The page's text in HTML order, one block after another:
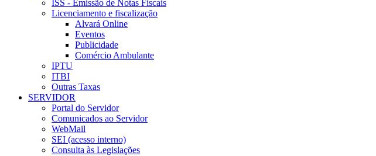
ISS - Emissão de Notas Fiscais
Licenciamento e fiscalização
Alvará Online
Eventos
Publicidade
Comércio Ambulante
IPTU
ITBI
Outras Taxas
SERVIDOR
Portal do Servidor
Comunicados ao Servidor
WebMail
SEI (acesso interno)
Consulta às Legislações